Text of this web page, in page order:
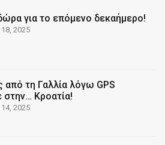
για το επόμενο δεκαήμερο!
18, 2025
από τη Γαλλία λόγω GPS
στην… Κροατία!
14, 2025